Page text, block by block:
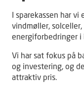
I sparekassen har
vindmøller,
energiforbedringer i
Vi har sat fokus på
og investering, og
attraktiv pris.